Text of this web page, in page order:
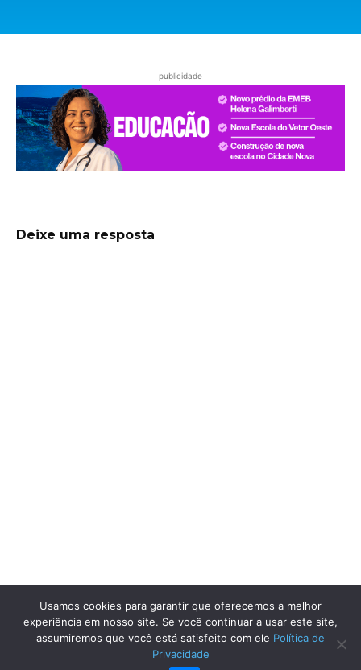
publicidade
Deixe uma resposta
Usamos cookies para garantir que oferecemos a melhor
experiência em nosso site. Se você continuar a usar este site,
assumiremos que você está satisfeito com ele Política de
Privacidade